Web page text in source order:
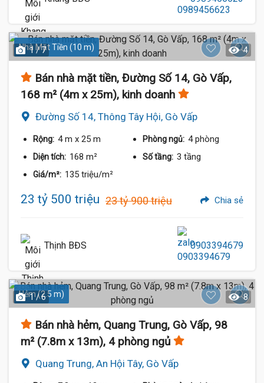
Nhà Mặt Tiền (10 m)
1 / 7 4
Bán nhà mặt tiền, Đường Số 14, Gò Vấp,
168 m² (4m x 25m), kinh doanh
Đường Số 14, Thông Tây Hội, Gò Vấp
Rộng: 4 m x 25 m Phòng ngủ: 4 phòng
Diện tích: 168 m² Số tầng: 3 tầng
Giá/m²: 135 triệu/m²
23 tỷ 500 triệu 23 tỷ 900 triệu Chia sẻ
Thịnh BĐS 0903394679
Hẻm (2.5 m)
1 / 6 8
Bán nhà hẻm, Quang Trung, Gò Vấp, 98
m² (7.8m x 13m), 4 phòng ngủ
Quang Trung, An Hội Tây, Gò Vấp